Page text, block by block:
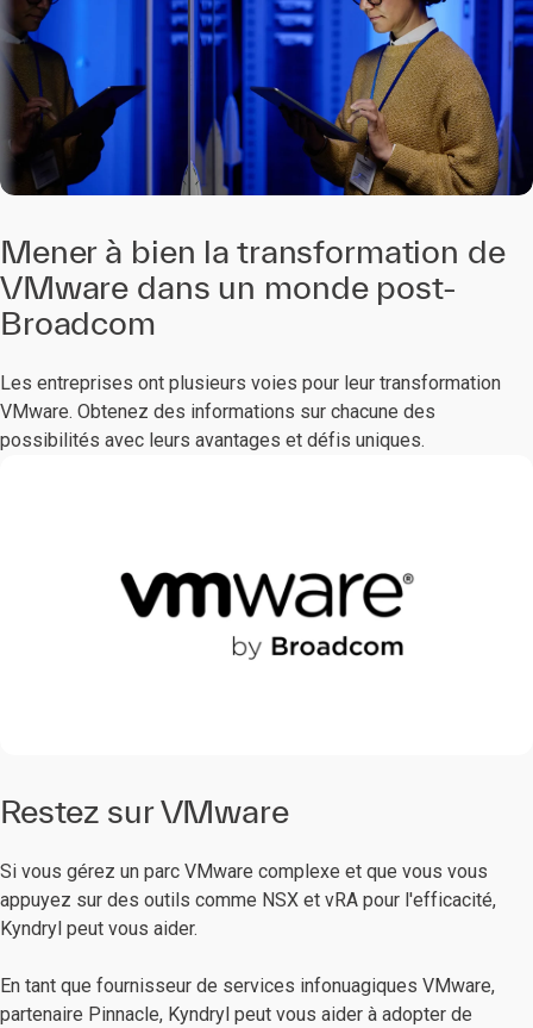
Mener à bien la transformation de
VMware dans un monde post-
Broadcom
Les entreprises ont plusieurs voies pour leur transformation
VMware. Obtenez des informations sur chacune des
possibilités avec leurs avantages et défis uniques.
Restez sur VMware
Si vous gérez un parc VMware complexe et que vous vous
appuyez sur des outils comme NSX et vRA pour l'efficacité,
Kyndryl peut vous aider.
En tant que fournisseur de services infonuagiques VMware,
partenaire Pinnacle, Kyndryl peut vous aider à adopter de